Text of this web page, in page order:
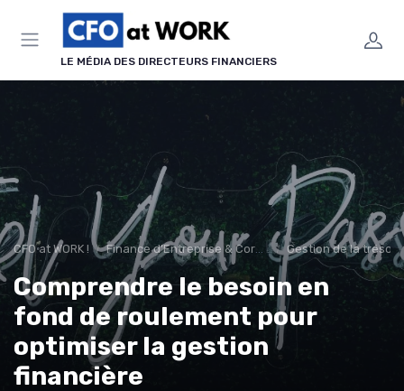
LE MÉDIA DES DIRECTEURS FINANCIERS
CFO at WORK ! Finance d’Entreprise & Corporate Finance Gestion de la
Comprendre le besoin en
fond de roulement pour
optimiser la gestion
financière
Panneau de gestion des cookies